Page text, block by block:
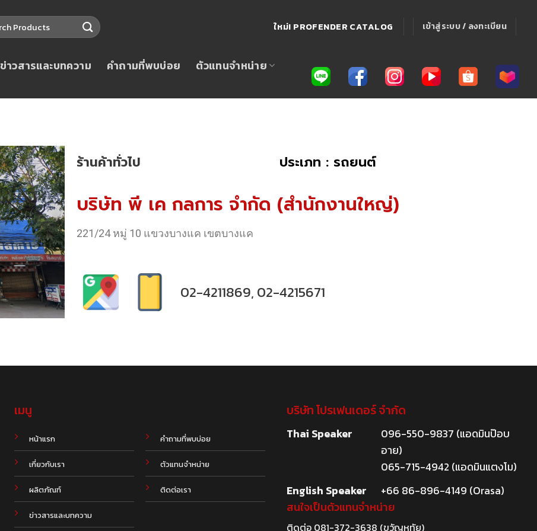
ใหม่! PROFENDER CATALOG เข้าสู่ระบบ / ลงทะเบียน
ข่าวสารและบทความ คำถามที่พบบ่อย
ตัวแทนจำหน่าย
ร้านค้าทั่วไป ประเภท : รถยนต์
บริษัท พี เค กลการ จำกัด (สำนักงานใหญ่)
221/24 หมู่ 10 แขวงบางแค เขตบางแค
02-4211869, 02-4215671
เมนู
หน้าแรก
เกี่ยวกับเรา
ผลิตภัณฑ์
ข่าวสารและบทความ
คำถามที่พบบ่อย
ตัวแทนจำหน่าย
ติดต่อเรา
บริษัท โปรเฟนเดอร์ จำกัด
Thai Speaker
096-550-9837 (แอดมินป๊อบ
อาย)
065-715-4942 (แอดมินแตงโม)
English Speaker
+66 86-896-4149 (Orasa)
สนใจเป็นตัวแทนจำหน่าย
ติดต่อ 081-372-3638 (ขวัญหทัย)